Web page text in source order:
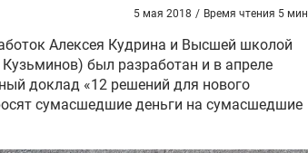
5 мая 2018 / Время чтения 5 мин
Алексея Кудрина и Высшей школой
был разработан и в апреле
доклад «12 решений для нового
сумасшедшие деньги на сумасшедшие